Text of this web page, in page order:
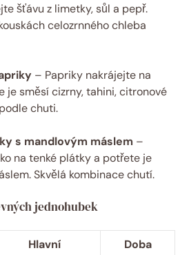
šťávu z limetky, sůl a pepř.
celozrnného chleba
– Papriky nakrájejte na
je směsí cizrny, tahini, citronové
chuti.
s mandlovým máslem –
na tenké plátky a potřete je
Skvělá kombinace chutí.
jednohubek
Hlavní
Doba